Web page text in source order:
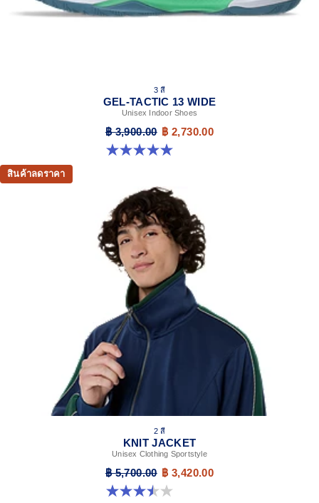
3 สี
GEL-TACTIC 13 WIDE
Unisex Indoor Shoes
฿ 3,900.00 ฿ 2,730.00
5.0 จาก 5 ดาว 1 รีวิว
สินค้าลดราคา
2 สี
KNIT JACKET
Unisex Clothing Sportstyle
฿ 5,700.00 ฿ 3,420.00
3.5 จาก 5 ดาว 2 รีวิว